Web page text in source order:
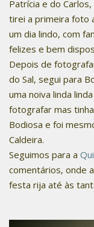
Patrícia e do
tirei a primeira foto
um dia lindo, com
felizes e bem
Depois de
do Sal, segui para
uma noiva linda
fotografar mas
Bodiosa e foi
Caldeira.
Seguimos para a
comentários, onde
festa rija até às